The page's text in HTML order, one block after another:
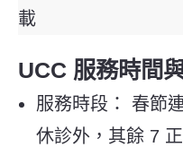
載
UCC 服務時間
服務時段： 春節
休診外，其餘 7